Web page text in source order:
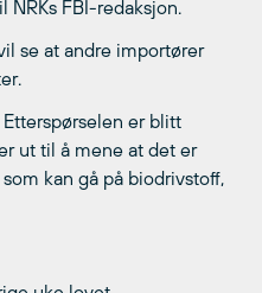
NRKs FBI-redaksjon.
se at andre importører
er blitt
ut til å mene at det er
kan gå på biodrivstoff,